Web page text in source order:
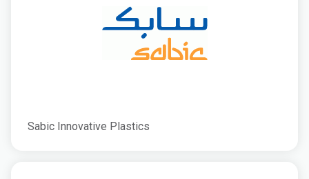
Sabic Innovative Plastics